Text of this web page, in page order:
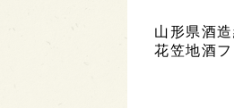
山形県酒
花笠地酒